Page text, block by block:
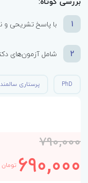
1
با پاسخ تشریحی و
2 شامل آزمون‌های دکتری
PhD پرستاری
790,000
690,000